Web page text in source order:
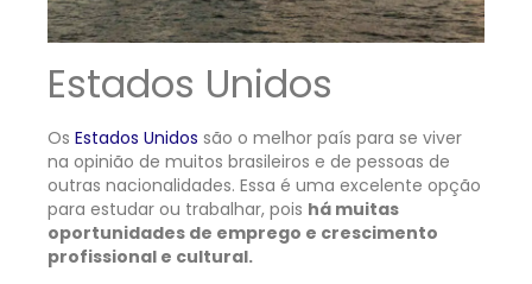
Estados Unidos
Os Estados Unidos são o melhor país para se viver
na opinião de muitos brasileiros e de pessoas de
outras nacionalidades. Essa é uma excelente opção
para estudar ou trabalhar, pois há muitas
oportunidades de emprego e crescimento
profissional e cultural.